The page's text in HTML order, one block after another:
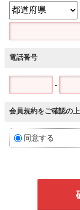
電話番号
-
会員規約をご確認の
同意する